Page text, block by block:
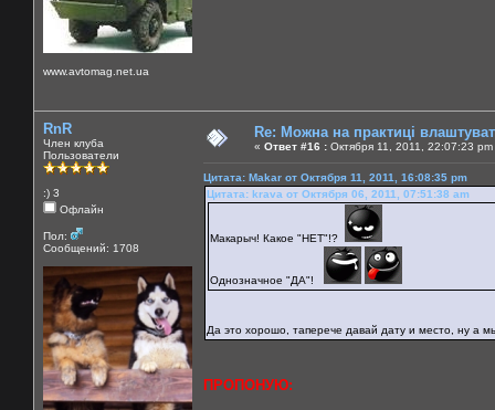
www.avtomag.net.ua
RnR
Член клуба
Пользователи
:) 3
Офлайн
Пол:
Сообщений: 1708
Re: Можна на практиці
« Ответ #16 : Октября 11, 2011, 22:07:23 pm
Цитата: Makar от Октября 11, 2011, 16:08:35 pm
Цитата: krava от Октября 06, 2011, 07:51:38 am
Макарыч! Какое "НЕТ"!?
Однозначное "ДА"!
Да это хорошо, таперече давай дату и место, ну а
ПРОПОНУЮ: